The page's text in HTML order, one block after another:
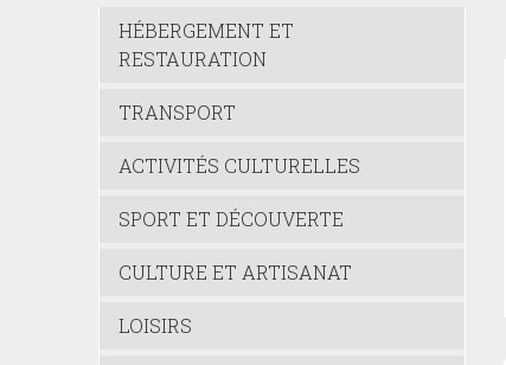
HÉBERGEMENT ET
RESTAURATION
TRANSPORT
ACTIVITÉS CULTURELLES
SPORT ET DÉCOUVERTE
CULTURE ET ARTISANAT
LOISIRS